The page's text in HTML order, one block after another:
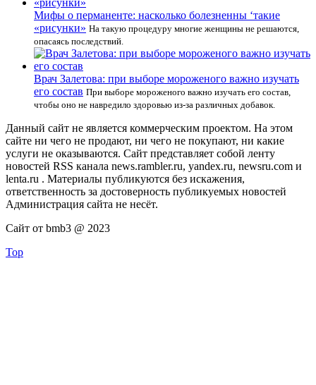
Мифы о перманенте: насколько болезненны ‘такие
«рисунки» На такую процедуру многие женщины не решаются,
опасаясь последствий.
Врач Залетова: при выборе мороженого важно изучать
его состав При выборе мороженого важно изучать его состав,
чтобы оно не навредило здоровью из-за различных добавок.
Данный сайт не является коммерческим проектом. На этом
сайте ни чего не продают, ни чего не покупают, ни какие
услуги не оказываются. Сайт представляет собой ленту
новостей RSS канала news.rambler.ru, yandex.ru, newsru.com и
lenta.ru . Материалы публикуются без искажения,
ответственность за достоверность публикуемых новостей
Администрация сайта не несёт.
Сайт от bmb3 @ 2023
Top